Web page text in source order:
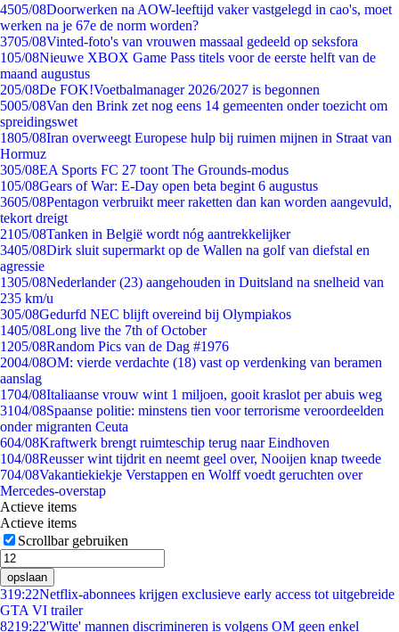
4505/08Doorwerken na AOW-leeftijd vaker vastgelegd in cao's, moet
werken na je 67e de norm worden?
3705/08Vinted-foto's van vrouwen massaal gedeeld op seksfora
105/08Nieuwe XBOX Game Pass titels voor de eerste helft van de
maand augustus
205/08De FOK!Voetbalmanager 2026/2027 is begonnen
5005/08Van den Brink zet nog eens 14 gemeenten onder toezicht om
spreidingswet
1805/08Iran overweegt Europese hulp bij ruimen mijnen in Straat van
Hormuz
305/08EA Sports FC 27 toont The Grounds-modus
105/08Gears of War: E-Day open beta begint 6 augustus
3605/08Pentagon verbruikt meer raketten dan kan worden aangevuld,
tekort dreigt
2105/08Tanken in België wordt nóg aantrekkelijker
3405/08Dirk sluit supermarkt op de Wallen na golf van diefstal en
agressie
1305/08Nederlander (23) aangehouden in Duitsland na snelheid van
235 km/u
305/08Gedurfd NEC blijft overeind bij Olympiakos
1405/08Long live the 7th of October
1205/08Random Pics van de Dag #1976
2004/08OM: vierde verdachte (18) vast op verdenking van beramen
aanslag
1704/08Italiaanse vrouw wint 1 miljoen, gooit kraslot per abuis weg
3104/08Spaanse politie: minstens tien voor terrorisme veroordeelden
onder migranten Ceuta
604/08Kraftwerk brengt ruimteschip terug naar Eindhoven
104/08Reusser wint tijdrit en neemt geel over, Nooijen knap tweede
704/08Vakantiekiekje Verstappen en Wolff voedt geruchten over
Mercedes-overstap
Actieve items
Actieve items
Scrollbar gebruiken
opslaan
319:22Netflix-abonnees krijgen exclusieve early access tot uitgebreide
GTA VI trailer
8219:22'Witte' mannen discrimineren is volgens OM geen enkel